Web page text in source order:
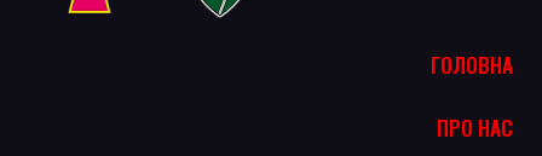
ГОЛОВНА
ПРО НАС